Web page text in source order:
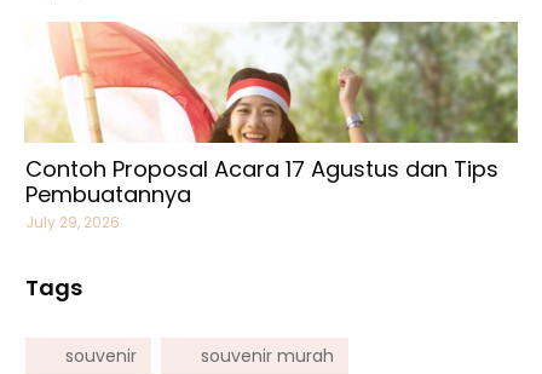
Contoh Proposal Acara 17 Agustus dan Tips
Pembuatannya
July 29, 2026
Tags
souvenir
souvenir murah